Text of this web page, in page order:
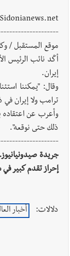
أخبار لبنان ليلة
أخبار صيدا
في ثانوية السفير
والجنوب هو عزة
Sidonianews.net
موقع المستقبل /
أكّد نائب الرئيس
إيران.
وقال: "يمكننا
ترامب ولا إيران في
وأعرب عن اعتقاده
ذلك حتى نوقعه".
جريدة
إحراز تقدم كبير في
دلالات:
أخبار